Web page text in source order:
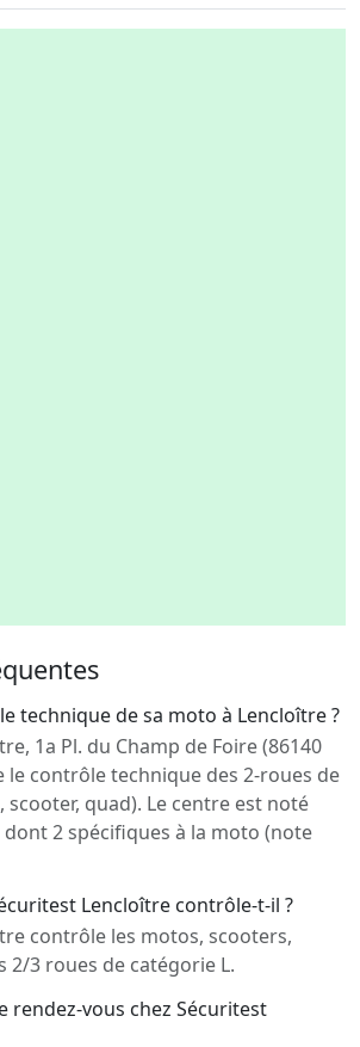
technique de sa moto à Lencloître ?
1a Pl. du Champ de Foire (86140
le contrôle technique des 2-roues de
scooter, quad). Le centre est noté
dont 2 spécifiques à la moto (note
Lencloître contrôle-t-il ?
contrôle les motos, scooters,
2/3 roues de catégorie L.
rendez-vous chez Sécuritest